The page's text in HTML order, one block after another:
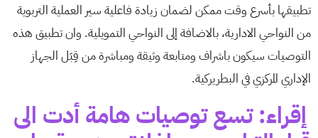
تطبيقها بأسرع وقت ممكن لضمان زيادة فاعلية سير العملية التربوية
من النواحي الادارية، بالاضافة إلى النواحي التمويلية. وان تطبيق هذه
التوصيات سيكون باشراف ومتابعة وثيقة ومباشرة من قِبَل الجهاز
الإداري المركزي في البطريركية.
إقراء: تسع توصيات هامة أدت الى